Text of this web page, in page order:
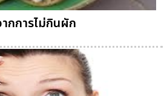
กการไม่กินผัก